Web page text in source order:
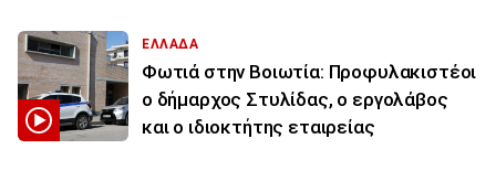
ΕΛΛΑΔΑ
Φωτιά στην Βοιωτία: Προφυλακιστέοι
ο δήμαρχος Στυλίδας, ο εργολάβος
και ο ιδιοκτήτης εταιρείας